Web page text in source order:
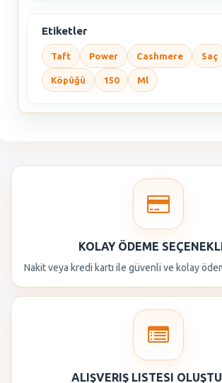
Etiketler
Taft Power Cashmere Saç
Köpüğü 150 Ml
KOLAY ÖDEME
Nakit veya kredi kartı ile güvenli ve kolay
ALIŞVERIŞ LISTESI